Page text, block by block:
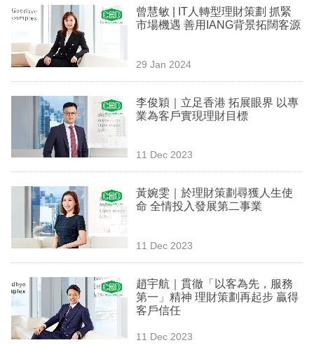
樓
理
商
科
技
生
時
事
曾慧敏 | IT人轉型理財策劃 抓緊
市場機遇 善用IANG背景拓闊客源
29 Jan 2024
李俊穎｜立足香港 拓展眼界 以專
業為客戶實現理財目標
11 Dec 2023
黃婉雯｜於理財策劃尋獲人生使
命 全情投入發展第二事業
11 Dec 2023
趙宇航｜貫徹「以客為先，服務
第一」精神 理財策劃再起步 贏得
客戶信任
11 Dec 2023